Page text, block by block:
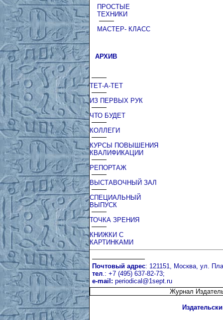
ПРОСТЫЕ
ТЕХНИКИ
МАСТЕР- КЛАСС
АРХИВ
ТЕТ-А-ТЕТ
ИЗ ПЕРВЫХ РУК
ЧТО БУДЕТ
КОЛЛЕГИ
КУРСЫ ПОВЫШЕНИЯ
КВАЛИФИКАЦИИ
РЕПОРТАЖ
ВЫСТАВОЧНЫЙ ЗАЛ
СПЕЦИАЛЬНЫЙ
ВЫПУСК
ТОЧКА ЗРЕНИЯ
КНИЖКИ С
КАРТИНКАМИ
Почтовый адрес: 121151, Москва, ул.
тел.: +7 (495) 637-82-73;
e-mail: periodical@1sept.ru
Журнал